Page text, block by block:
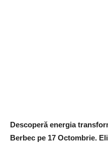
Descoperă energia
Berbec pe 17 Octombrie.